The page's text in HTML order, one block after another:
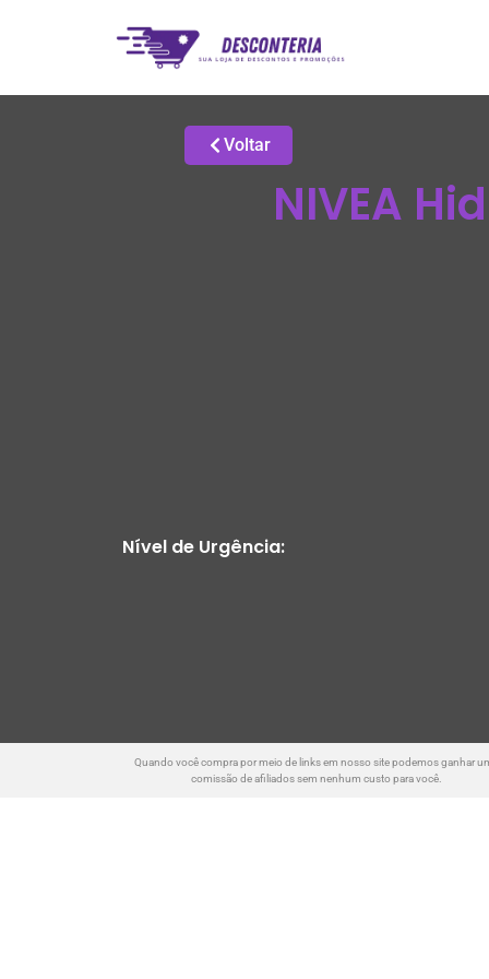
Voltar
NIVEA
Nível de Urgência:
Quando você compra por meio de links em nosso site podemos ganhar
comissão de afiliados sem nenhum custo para você.